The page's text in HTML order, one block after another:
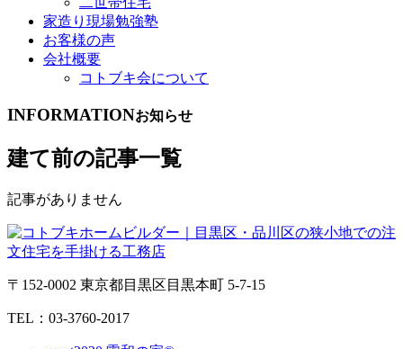
家造り現場勉強塾
お客様の声
会社概要
コトブキ会について
INFORMATIONお知らせ
建て前の記事一覧
記事がありません
〒152-0002 東京都目黒区目黒本町 5-7-15
TEL：03-3760-2017